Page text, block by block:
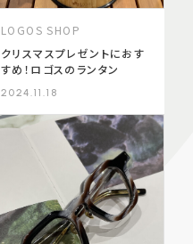
LOGOS SHOP
クリスマスプレゼントにおす
すめ！ロゴスのランタン
2024.11.18